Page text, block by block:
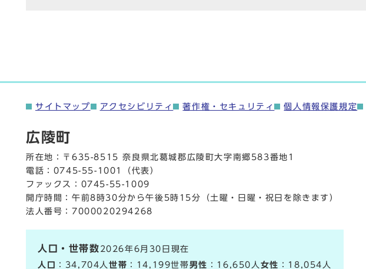
サイトマップ アクセシビリティ 著作権・セキュリティ 個人情報保護規定
広陵町
所在地：〒635-8515 奈良県北葛城郡広陵町大字南郷583番地1
電話： 0745-55-1001
（代表）
ファックス：0745-55-1009
開庁時間：午前8時30分から午後5時15分（土曜・日曜・祝日を除きます）
法人番号：7000020294268
人口・世帯数 2026年6月30日現在
人口
：34,704人世帯 ：14,199世帯男性 ：16,650人 女性 ：18,054人